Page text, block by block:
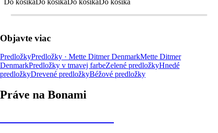
Objavte viac
PredložkyPredložky · Mette Ditmer DenmarkMette Ditmer
DenmarkPredložky v tmavej farbeZelené predložkyHnedé
predložkyDrevené predložkyBéžové predložky
Práve na Bonami